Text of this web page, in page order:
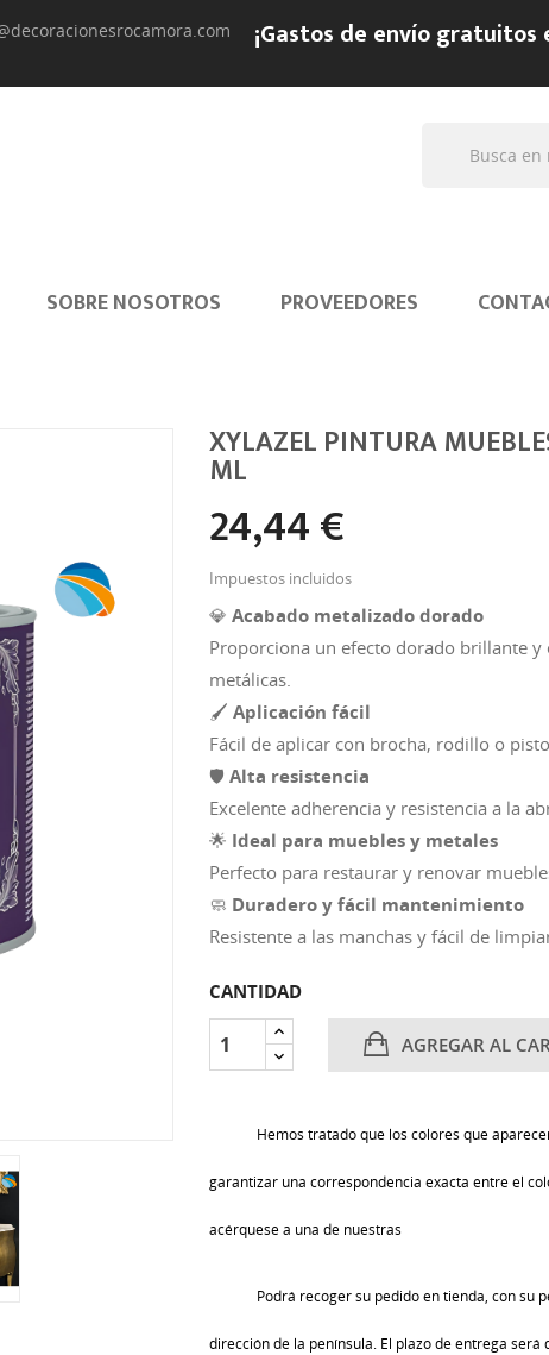
¡Gastos de envío
SOBRE NOSOTROS PROVEEDORES
XYLAZEL PINTURA
ML
24,44 €
Impuestos incluidos
💎 Acabado metalizado dorado
Proporciona un efecto dorado brillante y
metálicas.
🖌️ Aplicación fácil
Fácil de aplicar con brocha, rodillo o
🛡️ Alta resistencia
Excelente adherencia y resistencia a la
🌟 Ideal para muebles y metales
Perfecto para restaurar y renovar
🧼 Duradero y fácil mantenimiento
Resistente a las manchas y fácil de
CANTIDAD
AGREGAR AL
Hemos tratado que los colores que
garantizar una correspondencia exacta entre el
acérquese a una de nuestras
Podrá recoger su pedido en tienda, con su
dirección de la península. El plazo de entrega